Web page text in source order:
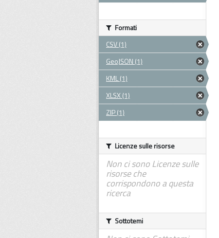
Formati
CSV (1)
GeoJSON (1)
KML (1)
XLSX (1)
ZIP (1)
Licenze sulle risorse
Non ci sono Licenze sulle
risorse che
corrispondono a questa
ricerca
Sottotemi